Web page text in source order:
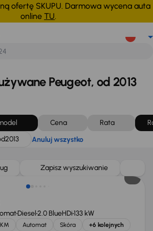
ofertę SKUPU. Darmowa wycena auta
online TU.
Anuluj wszystko
Peugeot, od 2013
Cena Rata
2013 Anuluj wszystko
Zapisz wyszukiwanie
Diesel2.0 BlueHDi133 kW
Automat Skóra +6 kolejnych